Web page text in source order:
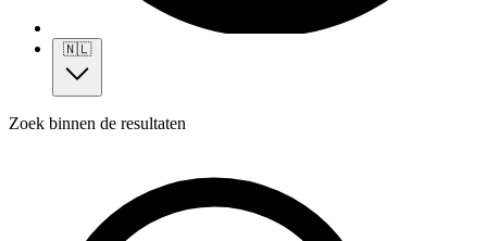
🇳🇱
Zoek binnen de resultaten